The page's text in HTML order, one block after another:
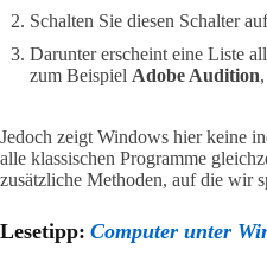
Schalten Sie diesen Schalter
Darunter erscheint eine Liste
zum Beispiel Adobe Audition,
Jedoch zeigt Windows hier keine
alle klassischen Programme
zusätzliche Methoden, auf die wir
Lesetipp: Computer unter